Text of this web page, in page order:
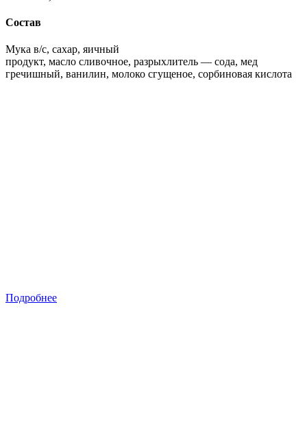
Состав
Мука в/с, сахар, яичный
продукт, масло сливочное, разрыхлитель — сода, мед
гречишный, ванилин, молоко сгущеное, сорбиновая кислота
Подробнее